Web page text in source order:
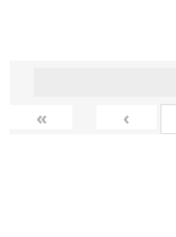
« ‹